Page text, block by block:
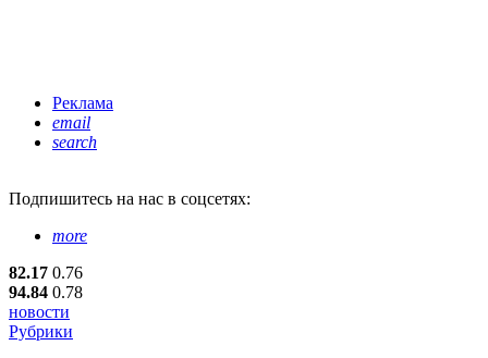
Реклама
email
search
Подпишитесь на нас в соцсетях:
more
82.17 0.76
94.84 0.78
новости
Рубрики